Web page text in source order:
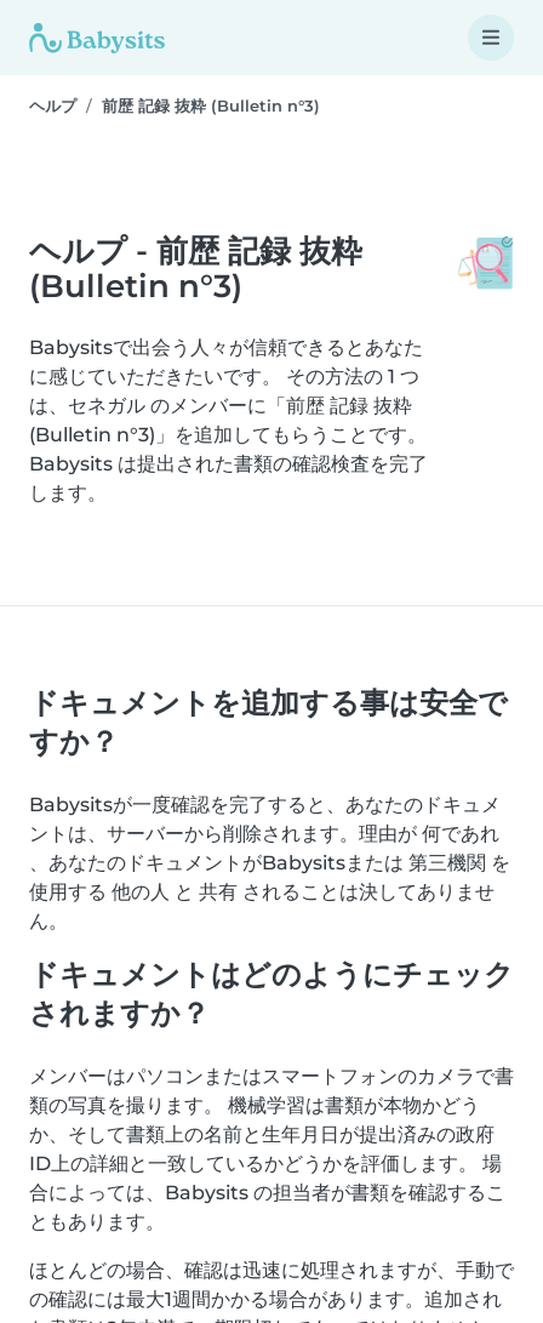
ヘルプ 前歴 記録 抜粋 (Bulletin n°3)
ヘルプ - 前歴 記録 抜粋
(Bulletin n°3)
Babysitsで出会う人々が信頼できるとあなた
に感じていただきたいです。 その方法の 1 つ
は、セネガル のメンバーに「前歴 記録 抜粋
(Bulletin n°3)」を追加してもらうことです。
Babysits は提出された書類の確認検査を完了
します。
ドキュメントを追加する事は安全で
すか？
Babysitsが一度確認を完了すると、あなたのドキュメ
ントは、サーバーから削除されます。理由が 何であれ
、あなたのドキュメントがBabysitsまたは 第三機関 を
使用する 他の人 と 共有 されることは決してありませ
ん。
ドキュメントはどのようにチェック
されますか？
メンバーはパソコンまたはスマートフォンのカメラで書
類の写真を撮ります。 機械学習は書類が本物かどう
か、そして書類上の名前と生年月日が提出済みの政府
ID上の詳細と一致しているかどうかを評価します。 場
合によっては、Babysits の担当者が書類を確認するこ
ともあります。
ほとんどの場合、確認は迅速に処理されますが、手動で
の確認には最大1週間かかる場合があります。追加され